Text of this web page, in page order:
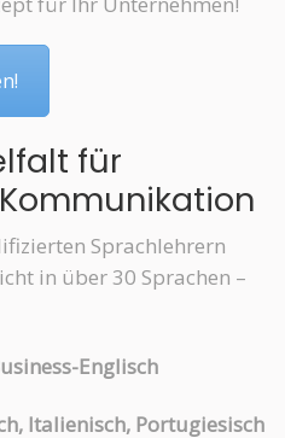
für
Sprachlehrern
in über 30 Sprachen –
Englisch
Italienisch, Portugiesisch